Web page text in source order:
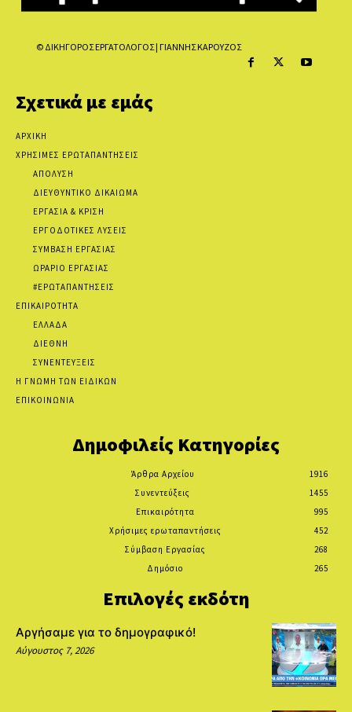
© ΔΙΚΗΓΟΡΟΣ ΕΡΓΑΤΟΛΟΓΟΣ | ΓΙΑΝΝΗΣ ΚΑΡΟΥΖΟΣ
Σχετικά με εμάς
ΑΡΧΙΚΗ
ΧΡΗΣΙΜΕΣ ΕΡΩΤΑΠΑΝΤΗΣΕΙΣ
ΑΠΟΛΥΣΗ
ΔΙΕΥΘΥΝΤΙΚΟ ΔΙΚΑΙΩΜΑ
ΕΡΓΑΣΙΑ & ΚΡΙΣΗ
ΕΡΓΟΔΟΤΙΚΕΣ ΛΥΣΕΙΣ
ΣΥΜΒΑΣΗ ΕΡΓΑΣΙΑΣ
ΩΡΑΡΙΟ ΕΡΓΑΣΙΑΣ
#ΕΡΩΤΑΠΑΝΤΗΣΕΙΣ
ΕΠΙΚΑΙΡΟΤΗΤΑ
ΕΛΛΑΔΑ
ΔΙΕΘΝΗ
ΣΥΝΕΝΤΕΥΞΕΙΣ
Η ΓΝΩΜΗ ΤΩΝ ΕΙΔΙΚΩΝ
ΕΠΙΚΟΙΝΩΝΙΑ
Δημοφιλείς Κατηγορίες
Άρθρα Αρχείου
1916
Συνεντεύξεις
1455
Επικαιρότητα
995
Χρήσιμες ερωταπαντήσεις
452
Σύμβαση Εργασίας
268
Δημόσιο
265
Επιλογές εκδότη
Αργήσαμε για το δημογραφικό!
Αύγουστος 7, 2026